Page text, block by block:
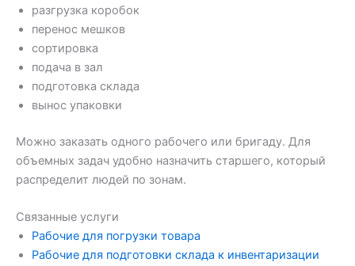
разгрузка коробок
перенос мешков
сортировка
подача в зал
подготовка склада
вынос упаковки
Можно заказать одного рабочего или бригаду. Для
объемных задач удобно назначить старшего, который
распределит людей по зонам.
Связанные услуги
Рабочие для погрузки товара
Рабочие для подготовки склада к инвентаризации